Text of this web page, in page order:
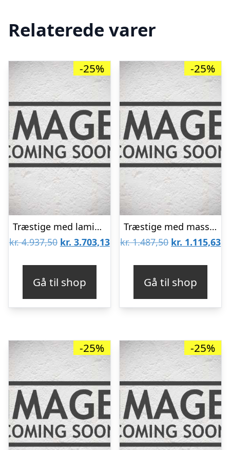
Relaterede varer
-25%
Træstige med laminerede vanger 2×14 trin
kr.4.937,50 Den
kr. 4.937,50.
kr. 3.703,13Den
kr. 3.703,13.
Gå til shop
-25%
Træstige med massive vanger 2×7 trin
kr.1.487,50 Den
kr. 1.487,50.
kr. 1.115,63
Gå til shop
-25% -25%